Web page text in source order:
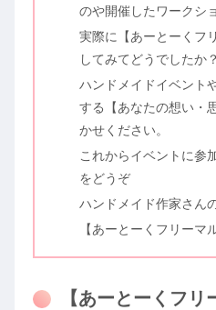
のや開催したワークシ
実際に【あーとーくフ
してみてどうでしたか？
ハンドメイドイベント
する【あなたの想い・
かせください。
これからイベントに参
をどうぞ
ハンドメイド作家さん
【あーとーくフリーマ
【あーとーくフリ